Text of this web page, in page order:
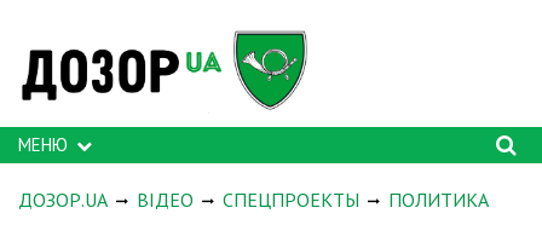
МЕНЮ
ДОЗОР.UA ВІДЕО СПЕЦПРОЕКТЫ ПОЛИТИКА